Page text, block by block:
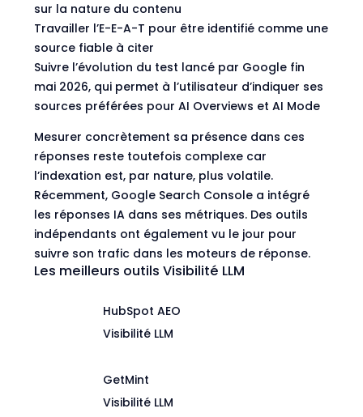
sur la nature du contenu
Travailler l’E-E-A-T pour être identifié comme une
source fiable à citer
Suivre l’évolution du test lancé par Google fin
mai 2026, qui permet à l’utilisateur d’indiquer ses
sources préférées pour AI Overviews et AI Mode
Mesurer concrètement sa présence dans ces
réponses reste toutefois complexe car
l’indexation est, par nature, plus volatile.
Récemment, Google Search Console a intégré
les réponses IA dans ses métriques. Des outils
indépendants ont également vu le jour pour
suivre son trafic dans les moteurs de réponse.
Les meilleurs outils Visibilité LLM
HubSpot AEO
Visibilité LLM
GetMint
Visibilité LLM